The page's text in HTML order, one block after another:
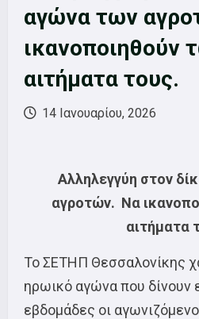
αγώνα των
ικανοποιηθούν
αιτήματα τους.
14 Ιανουαρίου, 2026
Αλληλεγγύη στον
αγροτών. Να
αιτήματα
Το ΣΕΤΗΠ Θεσσαλονίκης
ηρωικό αγώνα που δίνουν
εβδομάδες οι